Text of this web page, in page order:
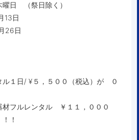
日 （祭日除く）
日
26日
ル１日/ ¥５，５００（税込）が ０
フルレンタル ￥１１，０００
！